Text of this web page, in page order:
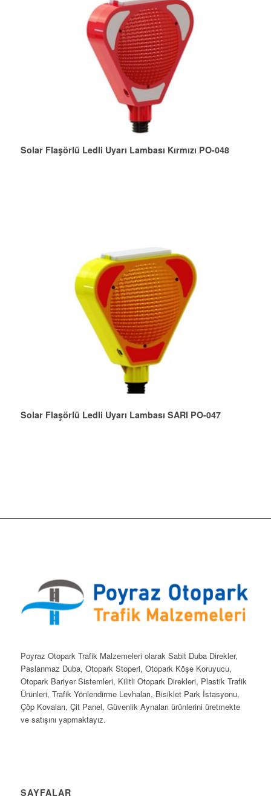
Solar Flaşörlü Ledli Uyarı Lambası Kırmızı PO-048
Solar Flaşörlü Ledli Uyarı Lambası SARI PO-047
Poyraz Otopark Trafik Malzemeleri olarak Sabit Duba Direkler,
Paslanmaz Duba, Otopark Stoperi, Otopark Köşe Koruyucu,
Otopark Bariyer Sistemleri, Kilitli Otopark Direkleri, Plastik Trafik
Ürünleri, Trafik Yönlendirme Levhaları, Bisiklet Park İstasyonu,
Çöp Kovaları, Çit Panel, Güvenlik Aynaları ürünlerini üretmekte
ve satışını yapmaktayız.
SAYFALAR